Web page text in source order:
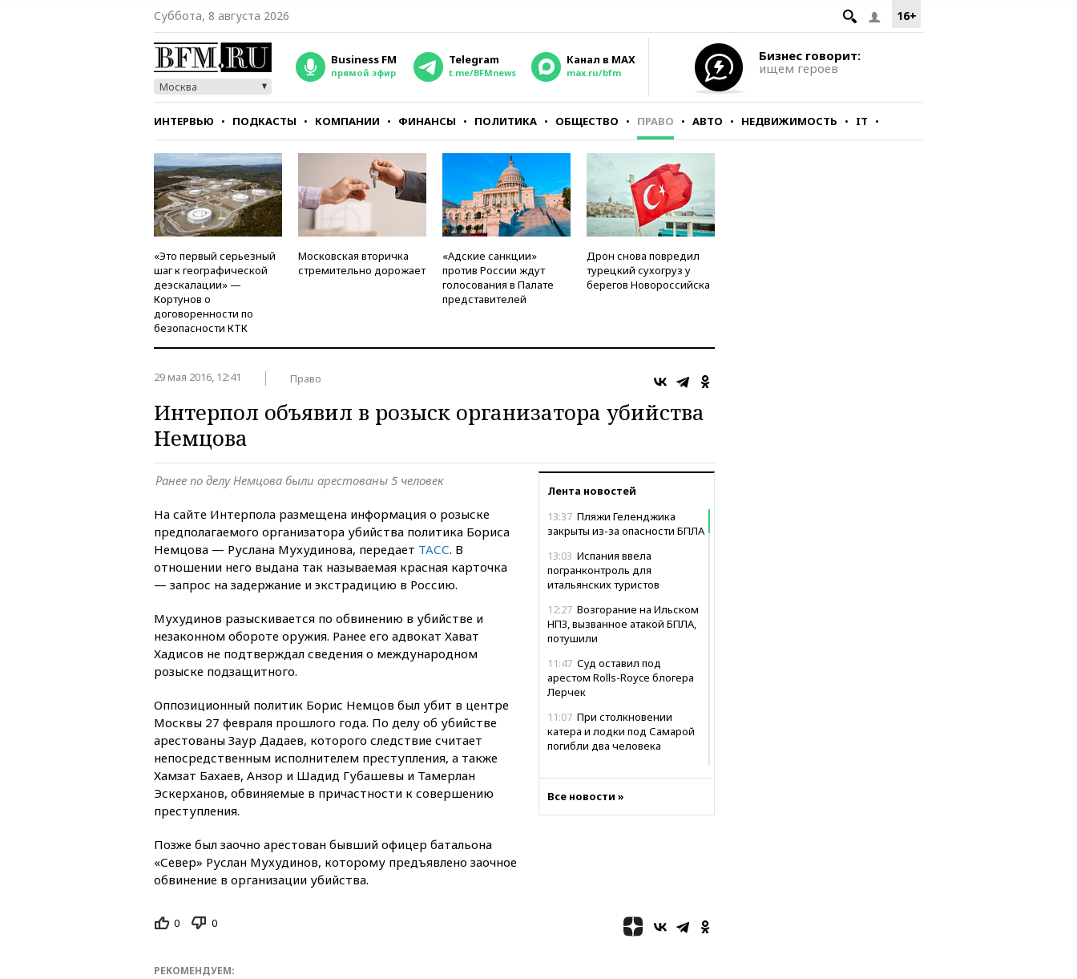
16+
Суббота, 8 августа 2026
Москва
Business FM
прямой эфир
Telegram
t.me/BFMnews
Канал в MAX
max.ru/bfm
Бизнес говорит:
ищем героев
ИНТЕРВЬЮ ПОДКАСТЫ КОМПАНИИ ФИНАНСЫ ПОЛИТИКА ОБЩЕСТВО ПРАВО АВТО НЕДВИЖИМОСТЬ IT
СТИЛЬ ТЕСТЫ
«Это первый серьезный
шаг к географической
деэскалации» —
Кортунов о
договоренности по
безопасности КТК
Московская вторичка
стремительно дорожает
«Адские санкции»
против России ждут
голосования в Палате
представителей
Дрон снова повредил
турецкий сухогруз у
берегов Новороссийска
29 мая 2016, 12:41 Право
Интерпол объявил в розыск организатора убийства
Немцова
Лента новостей
13:37 Пляжи Геленджика
закрыты из-за опасности БПЛА
13:03 Испания ввела
погранконтроль для
итальянских туристов
12:27 Возгорание на Ильском
НПЗ, вызванное атакой БПЛА,
потушили
11:47 Суд оставил под
арестом Rolls-Royce блогера
Лерчек
11:07 При столкновении
катера и лодки под Самарой
погибли два человека
Собянин сообщил о
девяти БПЛА, сбитых на
Все новости »
Ранее по делу Немцова были арестованы 5 человек
На сайте Интерпола размещена информация о розыске
предполагаемого организатора убийства политика Бориса
Немцова — Руслана Мухудинова, передает ТАСС. В
отношении него выдана так называемая красная карточка
— запрос на задержание и экстрадицию в Россию.
Мухудинов разыскивается по обвинению в убийстве и
незаконном обороте оружия. Ранее его адвокат Хават
Хадисов не подтверждал сведения о международном
розыске подзащитного.
Оппозиционный политик Борис Немцов был убит в центре
Москвы 27 февраля прошлого года. По делу об убийстве
арестованы Заур Дадаев, которого следствие считает
непосредственным исполнителем преступления, а также
Хамзат Бахаев, Анзор и Шадид Губашевы и Тамерлан
Эскерханов, обвиняемые в причастности к совершению
преступления.
Позже был заочно арестован бывший офицер батальона
«Север» Руслан Мухудинов, которому предъявлено заочное
обвинение в организации убийства.
0 0
РЕКОМЕНДУЕМ: